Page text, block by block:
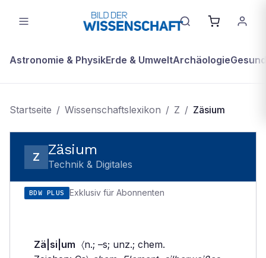
Astronomie & PhysikErde & UmweltArchäologie
Startseite / Wissenschaftslexikon / Z / Zäsium
Z Zäsium
Technik & Digitales
BDW PLUS Exklusiv für Abonnenten
Zä|si|um 〈n.; –s; unz.; chem.